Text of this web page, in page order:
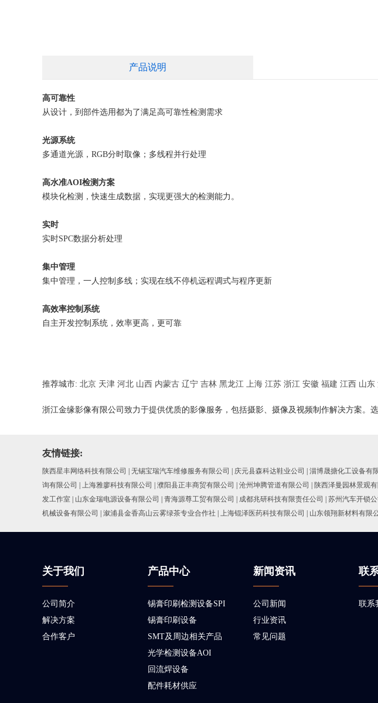
产品说明
高可靠性
从设计，到部件选用都为了满足高可靠性检测需求
光源系统
多通道光源，RGB分时取像；多线程并行处理
高水准AOI检测方案
模块化检测，快速生成数据，实现更强大的检测能力。
实时
实时SPC数据分析处理
集中管理
集中管理，一人控制多线；实现在线不停机远程调式与程序更新
高效率控制系统
自主开发控制系统，效率更高，更可靠
推荐城市: 北京 天津 河北 山西 内蒙古 辽宁 吉林 黑龙江 上海 江苏 浙江 安徽 福建 江西 山东
浙江金缘影像有限公司致力于提供优质的影像服务，包括摄影、摄像及视频制作解决方案。
友情链接:
陕西星丰网络科技有限公司 无锡宝瑞汽车维修服务有限公司 庆元县森科达鞋业公司 淄博晟搪化工设备有
询有限公司
上海雅廖科技有限公司 濮阳县正丰商贸有限公司 沧州坤腾管道有限公司 陕西泽曼园林景观有
发工作室
山东金瑞电源设备有限公司 青海源尊工贸有限公司 成都兆研科技有限责任公司 苏州汽车开锁公
机械设备有限公司
溆浦县金香高山云雾绿茶专业合作社 上海锟泽医药科技有限公司 山东领翔新材料有限
关于我们
公司简介
解决方案
合作客户
产品中心
锡膏印刷检测设备SPI
锡膏印刷设备
SMT及周边相关产品
光学检测设备AOI
回流焊设备
配件耗材供应
新闻资讯
公司新闻
行业资讯
常见问题
联
联系